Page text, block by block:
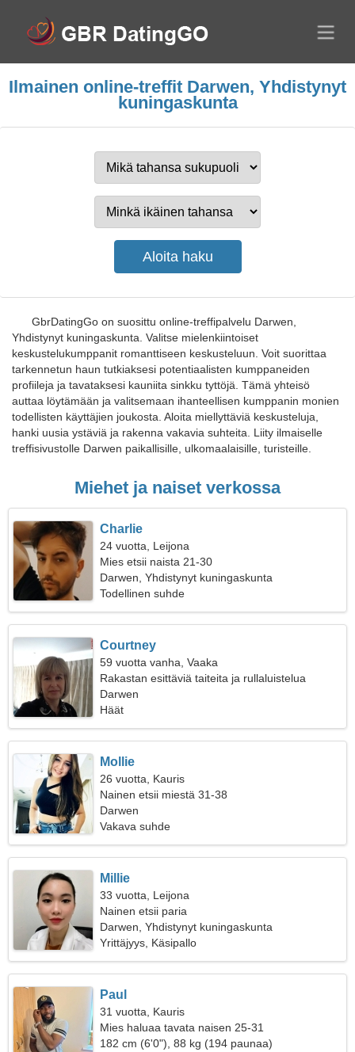
Ilmainen online-treffit Darwen, Yhdistynyt
kuningaskunta
GbrDatingGo on suosittu online-treffipalvelu Darwen,
Yhdistynyt kuningaskunta. Valitse mielenkiintoiset
keskustelukumppanit romanttiseen keskusteluun. Voit suorittaa
tarkennetun haun tutkiaksesi potentiaalisten kumppaneiden
profiileja ja tavataksesi kauniita sinkku tyttöjä. Tämä yhteisö
auttaa löytämään ja valitsemaan ihanteellisen kumppanin monien
todellisten käyttäjien joukosta. Aloita miellyttäviä keskusteluja,
hanki uusia ystäviä ja rakenna vakavia suhteita. Liity ilmaiselle
treffisivustolle Darwen paikallisille, ulkomaalaisille, turisteille.
Miehet ja naiset verkossa
Charlie
24 vuotta, Leijona
Mies etsii naista 21-30
Darwen, Yhdistynyt kuningaskunta
Todellinen suhde
Courtney
59 vuotta vanha, Vaaka
Rakastan esittäviä taiteita ja rullaluistelua
Darwen
Häät
Mollie
26 vuotta, Kauris
Nainen etsii miestä 31-38
Darwen
Vakava suhde
Millie
33 vuotta, Leijona
Nainen etsii paria
Darwen, Yhdistynyt kuningaskunta
Yrittäjyys, Käsipallo
Paul
31 vuotta, Kauris
Mies haluaa tavata naisen 25-31
182 cm (6'0"), 88 kg (194 paunaa)